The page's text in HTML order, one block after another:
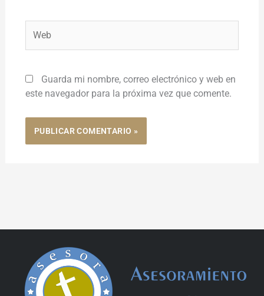
Guarda mi nombre, correo electrónico y web en
este navegador para la próxima vez que comente.